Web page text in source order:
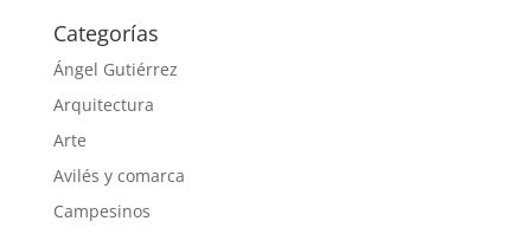
Categorías
Ángel Gutiérrez
Arquitectura
Arte
Avilés y comarca
Campesinos